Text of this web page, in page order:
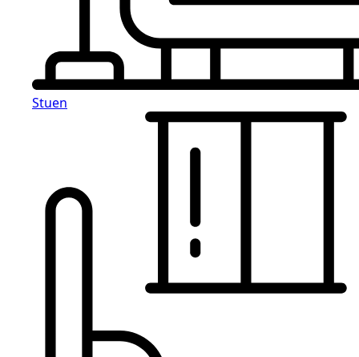
Stuen